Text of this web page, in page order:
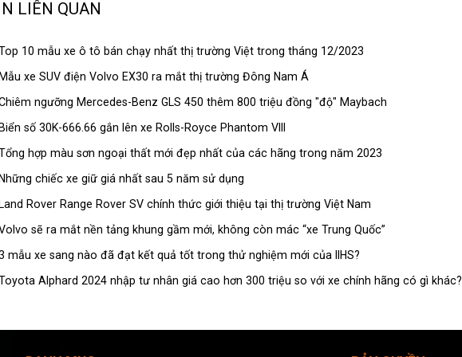
LIÊN QUAN
10 mẫu xe ô tô bán chạy nhất thị trường Việt trong tháng 12/2023
xe SUV điện Volvo EX30 ra mắt thị trường Đông Nam Á
ngưỡng Mercedes-Benz GLS 450 thêm 800 triệu đồng "độ" Maybach
số 30K-666.66 gắn lên xe Rolls-Royce Phantom VIII
hợp màu sơn ngoại thất mới đẹp nhất của các hãng trong năm 2023
chiếc xe giữ giá nhất sau 5 năm sử dụng
Rover Range Rover SV chính thức giới thiệu tại thị trường Việt Nam
sẽ ra mắt nền tảng khung gầm mới, không còn mác “xe Trung Quốc”
mẫu xe sang nào đã đạt kết quả tốt trong thử nghiệm mới của IIHS?
Alphard 2024 nhập tư nhân giá cao hơn 300 triệu so với xe chính hãng có gì khác?